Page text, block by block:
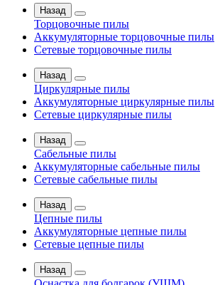
Назад
Торцовочные пилы
Аккумуляторные торцовочные пилы
Сетевые торцовочные пилы
Назад
Циркулярные пилы
Аккумуляторные циркулярные пилы
Сетевые циркулярные пилы
Назад
Сабельные пилы
Аккумуляторные сабельные пилы
Сетевые сабельные пилы
Назад
Цепные пилы
Аккумуляторные цепные пилы
Сетевые цепные пилы
Назад